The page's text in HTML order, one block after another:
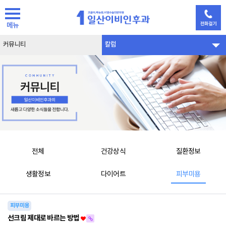
메뉴
커뮤니티 칼럼
전체 건강상식 질환정보
생활정보 다이어트 피부미용
피부미용
선크림 제대로 바르는 방법